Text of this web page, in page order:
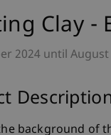
Clay -
2024 until August
background of